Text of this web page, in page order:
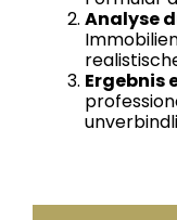
Analyse
Ergebnis